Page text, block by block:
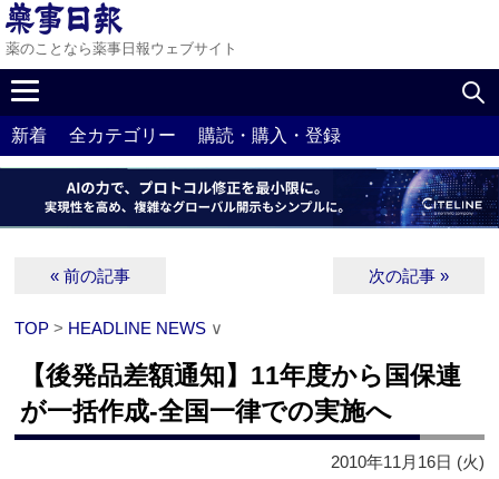
薬のことなら薬事日報ウェブサイト
新着 全カテゴリー 購読・購入・登録
« 前の記事 次の記事 »
TOP > HEADLINE NEWS ∨
【後発品差額通知】11年度から国保連
が一括作成‐全国一律での実施へ
2010年11月16日 (火)